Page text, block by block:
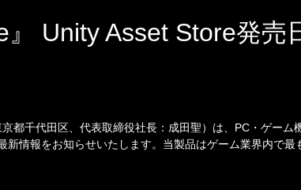
』 Unity Asset Store発売
都千代田区、代表取締役社長：成田聖）は、PC・ゲー
情報をお知らせいたします。当製品はゲーム業界内で